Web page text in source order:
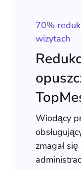
70%
wizytach
Wiodący
zmagał